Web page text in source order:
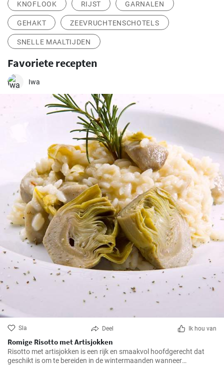
KNOFLOOK RIJST GARNALEN
GEHAKT ZEEVRUCHTENSCHOTELS
SNELLE MAALTIJDEN
Favoriete recepten
Iwa
Sla Deel Ik hou van
Romige Risotto met Artisjokken
Risotto met artisjokken is een rijk en smaakvol hoofdgerecht dat
geschikt is om te bereiden in de wintermaanden wanneer